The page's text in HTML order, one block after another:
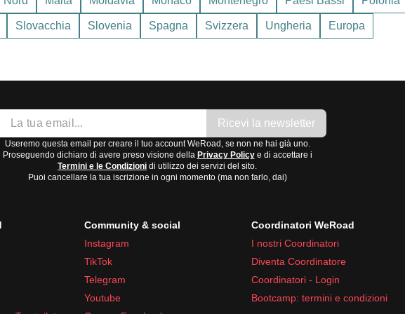
o antistaminici
situazione durante la tua avventura in
Germania.
l'inizio dell'autunno, quando il clima è più mite e le piogge sono meno frequenti.
Slovacchia Slovenia Spagna Svizzera Ungheria Europa
Ricevi la newsletter
Useremo questa email per creare il tuo account WeRoad, se non ne hai già uno.
Proseguendo dichiaro di avere preso visione della Privacy Policye di accettare i
Termini e le Condizioni di utilizzo dei servizi del sito.
Puoi cancellare la tua iscrizione in ogni momento (ma non farlo, dai)
Community & social
Instagram
TikTok
Telegram
Youtube
Coordinatori WeRoad
I nostri Coordinatori
Diventa Coordinatore
Coordinatori - Login
Bootcamp: termini e condizioni